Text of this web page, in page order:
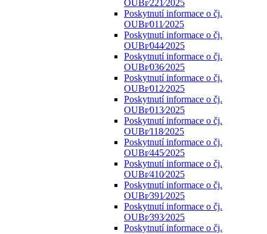
OUBr⁄221⁄2025
Poskytnutí informace o čj.
OUBr⁄011⁄2025
Poskytnutí informace o čj.
OUBr⁄044⁄2025
Poskytnutí informace o čj.
OUBr⁄036⁄2025
Poskytnutí informace o čj.
OUBr⁄012⁄2025
Poskytnutí informace o čj.
OUBr⁄013⁄2025
Poskytnutí informace o čj.
OUBr⁄118⁄2025
Poskytnutí informace o čj.
OUBr⁄445⁄2025
Poskytnutí informace o čj.
OUBr⁄410⁄2025
Poskytnutí informace o čj.
OUBr⁄391⁄2025
Poskytnutí informace o čj.
OUBr⁄393⁄2025
Poskytnutí informace o čj.